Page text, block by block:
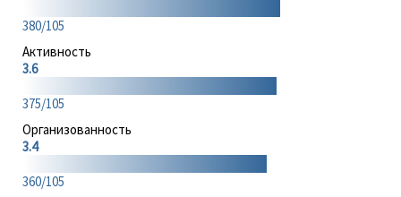
380/105
Активность
3.6
375/105
Организованность
3.4
360/105